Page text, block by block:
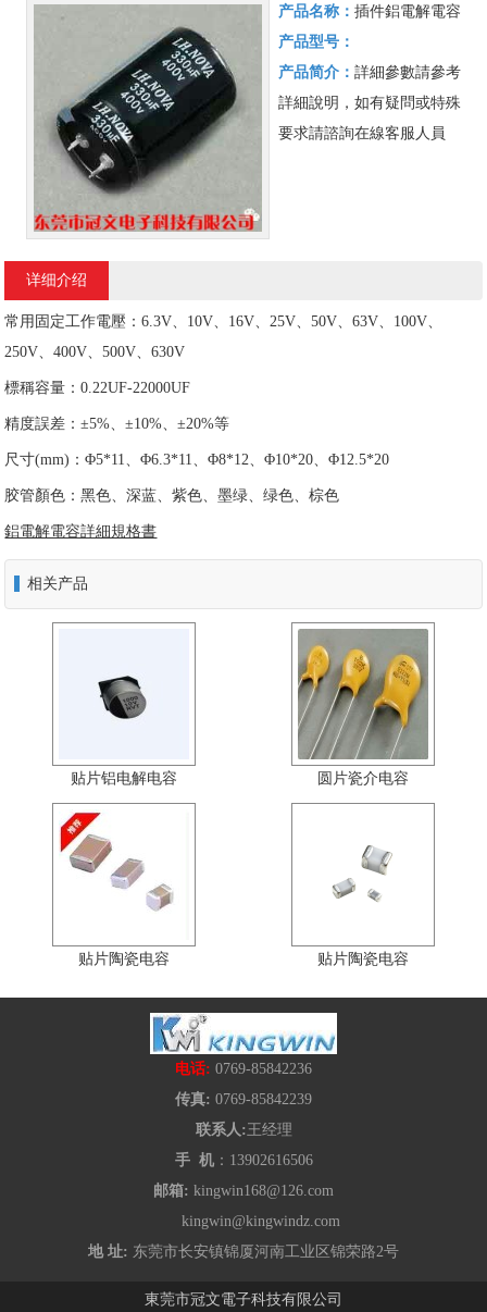
产品名称：插件鋁電解電容
产品型号：
产品简介：詳細參數請參考
詳細說明，如有疑問或特殊
要求請諮詢在線客服人員
详细介绍
常用固定工作電壓：6.3V、10V、16V、25V、50V、63V、100V、
250V、400V、500V、630V
標稱容量：0.22UF-22000UF
精度誤差：±5%、±10%、±20%等
尺寸(mm)：Φ5*11、Φ6.3*11、Φ8*12、Φ10*20、Φ12.5*20
胶管顏色：黑色、深蓝、紫色、墨绿、绿色、棕色
鋁電解電容詳細規格書
相关产品
贴片铝电解电容 圆片瓷介电容
贴片陶瓷电容 贴片陶瓷电容
电话: 0769-85842236
传真: 0769-85842239
联系人: 王经理
手 机：13902616506
邮箱: kingwin168@126.com
kingwin@kingwindz.com
地 址: 东莞市长安镇锦厦河南工业区锦荣路2号
東莞市冠文電子科技有限公司